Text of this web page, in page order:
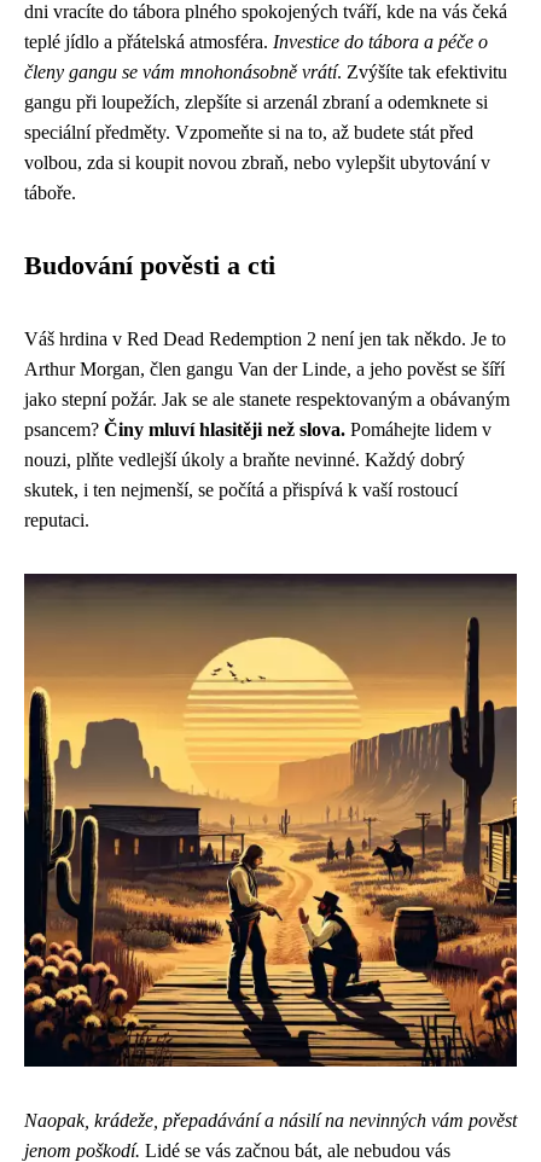
dni vracíte do tábora plného spokojených tváří, kde na vás čeká
teplé jídlo a přátelská atmosféra. Investice do tábora a péče o
členy gangu se vám mnohonásobně vrátí. Zvýšíte tak efektivitu
gangu při loupežích, zlepšíte si arzenál zbraní a odemknete si
speciální předměty. Vzpomeňte si na to, až budete stát před
volbou, zda si koupit novou zbraň, nebo vylepšit ubytování v
táboře.
Budování pověsti a cti
Váš hrdina v Red Dead Redemption 2 není jen tak někdo. Je to
Arthur Morgan, člen gangu Van der Linde, a jeho pověst se šíří
jako stepní požár. Jak se ale stanete respektovaným a obávaným
psancem? Činy mluví hlasitěji než slova. Pomáhejte lidem v
nouzi, plňte vedlejší úkoly a braňte nevinné. Každý dobrý
skutek, i ten nejmenší, se počítá a přispívá k vaší rostoucí
reputaci.
Naopak, krádeže, přepadávání a násilí na nevinných vám pověst
jenom poškodí. Lidé se vás začnou bát, ale nebudou vás